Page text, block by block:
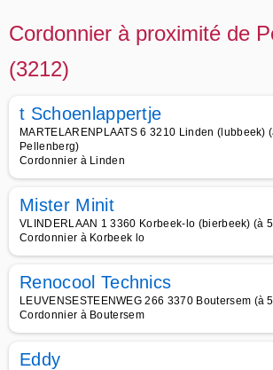
Cordonnier à proximité de
(3212)
t Schoenlappertje
MARTELARENPLAATS 6 3210 Linden (lubbeek)
Pellenberg)
Cordonnier à Linden
Mister Minit
VLINDERLAAN 1 3360 Korbeek-lo (bierbeek) (à
Cordonnier à Korbeek lo
Renocool Technics
LEUVENSESTEENWEG 266 3370 Boutersem (à
Cordonnier à Boutersem
Eddy